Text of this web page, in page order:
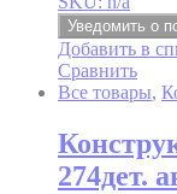
Уведомить о
Добавить в
Сравнить
Все товары,
274дет.